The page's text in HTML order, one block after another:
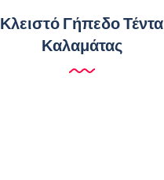
Κλειστό Γήπεδο Τέντα
Καλαμάτας